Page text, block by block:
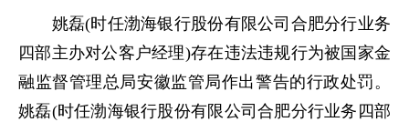
姚磊(时任渤海银行股份有限公司合肥分行业务
四部主办对公客户经理)存在违法违规行为被国家金
融监督管理总局安徽监管局作出警告的行政处罚。
姚磊(时任渤海银行股份有限公司合肥分行业务四部